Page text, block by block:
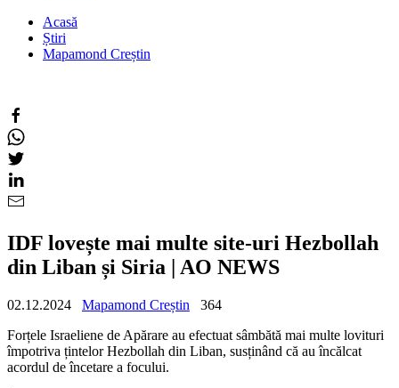
Acasă
Știri
Mapamond Creștin
IDF lovește mai multe site-uri Hezbollah
din Liban și Siria | AO NEWS
02.12.2024 Mapamond Creștin
364
Forțele Israeliene de Apărare au efectuat sâmbătă mai multe lovituri
împotriva țintelor Hezbollah din Liban, susținând că au încălcat
acordul de încetare a focului.